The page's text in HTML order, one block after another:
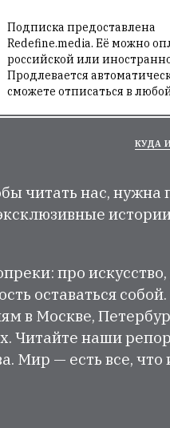
Подписка предоставлена
Redefine.media. Её можно
российской или
Продлевается
сможете отписаться в
КУДА
читать нас, нужна
про
оставаться
в Москве,
Читайте наши
Мир — есть все, что